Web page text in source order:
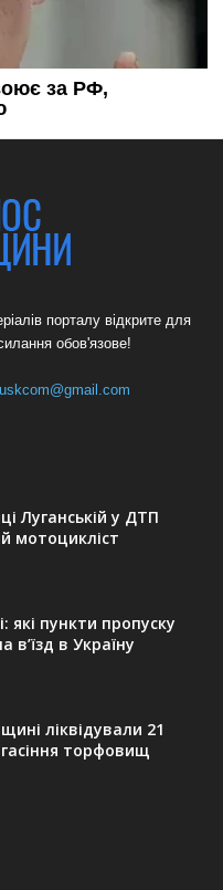
порталу відкрите для
обов'язове!
Луганській у ДТП
мотоцикліст
які пункти пропуску
в’їзд в Україну
ліквідували 21
торфовищ